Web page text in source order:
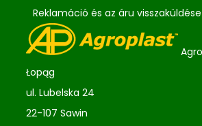
Reklamáció és az áru visszaküldése
Łopąg
ul. Lubelska 24
22-107 Sawin